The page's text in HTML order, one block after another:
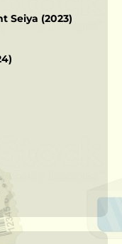
Seiya (2023)